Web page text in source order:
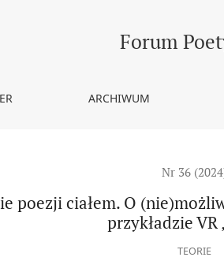
O (nie)możliwym romansie literatury i
Forum
ARCHIWUM
Nr 36
poezji ciałem. O
przykładzie VR
TEORIE